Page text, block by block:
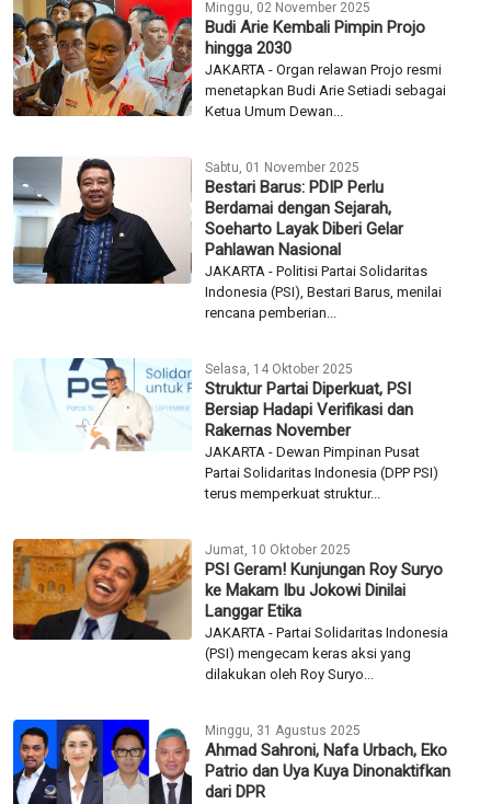
Minggu, 02 November 2025
Budi Arie Kembali Pimpin Projo
hingga 2030
JAKARTA - Organ relawan Projo resmi
menetapkan Budi Arie Setiadi sebagai
Ketua Umum Dewan...
Sabtu, 01 November 2025
Bestari Barus: PDIP Perlu
Berdamai dengan Sejarah,
Soeharto Layak Diberi Gelar
Pahlawan Nasional
JAKARTA - Politisi Partai Solidaritas
Indonesia (PSI), Bestari Barus, menilai
rencana pemberian...
Selasa, 14 Oktober 2025
Struktur Partai Diperkuat, PSI
Bersiap Hadapi Verifikasi dan
Rakernas November
JAKARTA - Dewan Pimpinan Pusat
Partai Solidaritas Indonesia (DPP PSI)
terus memperkuat struktur...
Jumat, 10 Oktober 2025
PSI Geram! Kunjungan Roy Suryo
ke Makam Ibu Jokowi Dinilai
Langgar Etika
JAKARTA - Partai Solidaritas Indonesia
(PSI) mengecam keras aksi yang
dilakukan oleh Roy Suryo...
Minggu, 31 Agustus 2025
Ahmad Sahroni, Nafa Urbach, Eko
Patrio dan Uya Kuya Dinonaktifkan
dari DPR